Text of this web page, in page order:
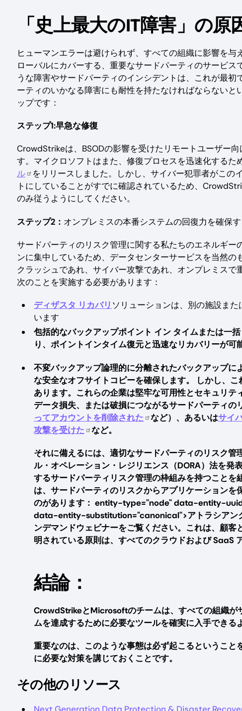
「史上最大のIT障害」の
ヒューマンエラーは避けられず、すべての組織に影響を
ローバルにカバーする、重要なサードパーティのサービ
うな障害やサードパーティのインシデントは、これが最
ーティのいかなる障害にも耐性を持たなければならない
ップです：
ステップ1:早急な修復
CrowdStrikeは、BSODの影響を受けたリモートユーザー向
す。マイクロソフトはまた、修復プロセスを迅速化する
ル
をリリースしました。しかし、サイバー犯罪者がこ
トにしていることがすでに確認されているため、
のみ従うようにしてください。
ステップ2： オンプレミスの本番システムの回復力を確保す
サードパーティのリスク管理に関する私たちのエネルギ
ンに集中しているため、データセンターサービスを当然
クラッシュであれ、サイバー攻撃であれ、オンプレミス
次のことを実施する必要があります：
ディザスタ リカバリ ソリューションは、別の施設ま
います
包括的なバックアップポイント イン タイムまたは一
り、ポイントインタイム復元と迅速なリカバリーが可
不変バックアップ論理的に分離されたバックアップ
な安全なオフサイトコピーを確保します。 しかし、
あります。これらの企業は堅牢な可用性とセキュリ
データ損失、または破損につながるサードパーティの
ってアカウントを削除された
など）、あるいはサイ
攻撃を受けた
など。
それに備えるには、適切なサードパーティのリスク
ル・オペレーション・レジリエンス（DORA）法を発
するサードパーティリスク管理の枠組みを持つこと
は、サードパーティのリスクからアプリケーション
のがあります： entity-type="node" data-entity-
data-entity-substitution="canonical">アトラシアン
ンデマンドウェビナーをご覧ください。これは、顧
明されている原則は、すべてのクラウドおよび SaaS
結論：
CrowdStrikeとMicrosoftのチームは、すべての組織が
ムを達成するために必要なツールを確実に入手できる
重要なのは、このような事態は必ず起こるというこ
に必要な対策を講じておくことです。
その他のリソース